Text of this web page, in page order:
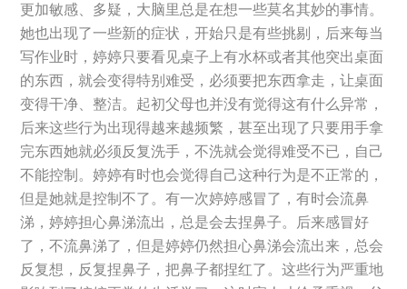
更加敏感、多疑，大脑里总是在想一些莫名其妙的事情。
她也出现了一些新的症状，开始只是有些挑剔，后来每当
写作业时，婷婷只要看见桌子上有水杯或者其他突出桌面
的东西，就会变得特别难受，必须要把东西拿走，让桌面
变得干净、整洁。起初父母也并没有觉得这有什么异常，
后来这些行为出现得越来越频繁，甚至出现了只要用手拿
完东西她就必须反复洗手，不洗就会觉得难受不已，自己
不能控制。婷婷有时也会觉得自己这种行为是不正常的，
但是她就是控制不了。有一次婷婷感冒了，有时会流鼻
涕，婷婷担心鼻涕流出，总是会去捏鼻子。后来感冒好
了，不流鼻涕了，但是婷婷仍然担心鼻涕会流出来，总会
反复想，反复捏鼻子，把鼻子都捏红了。这些行为严重地